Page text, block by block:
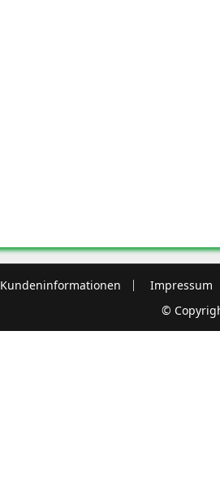
Kundeninformationen Impressum
©